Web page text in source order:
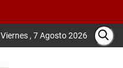
Viernes , 7 Agosto 2026